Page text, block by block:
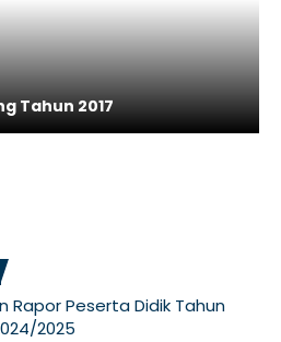
Tahun 2017
Rapor Peserta Didik Tahun
2025